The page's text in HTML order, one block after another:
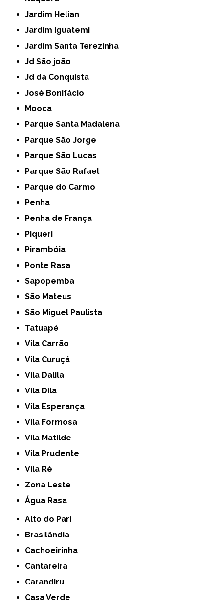
Jardim Helian
Jardim Iguatemi
Jardim Santa Terezinha
Jd São joão
Jd da Conquista
José Bonifácio
Mooca
Parque Santa Madalena
Parque São Jorge
Parque São Lucas
Parque São Rafael
Parque do Carmo
Penha
Penha de França
Piqueri
Pirambóia
Ponte Rasa
Sapopemba
São Mateus
São Miguel Paulista
Tatuapé
Vila Carrão
Vila Curuçá
Vila Dalila
Vila Dila
Vila Esperança
Vila Formosa
Vila Matilde
Vila Prudente
Vila Ré
Zona Leste
Água Rasa
Alto do Pari
Brasilândia
Cachoeirinha
Cantareira
Carandiru
Casa Verde